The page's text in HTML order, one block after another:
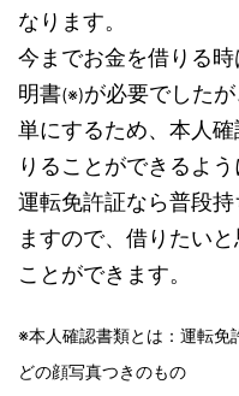
なります。
今までお金を借りる
明書(※)が必要でした
単にするため、本人
りることができるよう
運転免許証なら普段
ますので、借りたい
ことができます。
※本人確認書類とは：運転免
どの顔写真つきのもの